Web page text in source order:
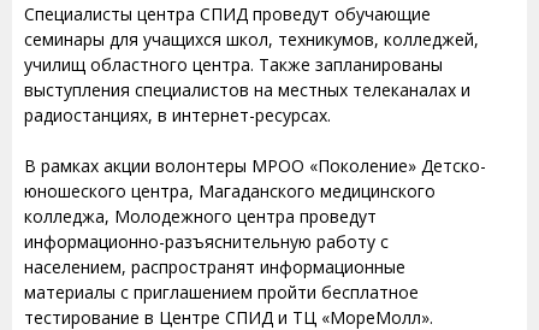
Специалисты центра СПИД проведут обучающие
семинары для учащихся школ, техникумов, колледжей,
училищ областного центра. Также запланированы
выступления специалистов на местных телеканалах и
радиостанциях, в интернет-ресурсах.
В рамках акции волонтеры МРОО «Поколение» Детско-
юношеского центра, Магаданского медицинского
колледжа, Молодежного центра проведут
информационно-разъяснительную работу с
населением, распространят информационные
материалы с приглашением пройти бесплатное
тестирование в Центре СПИД и ТЦ «МореМолл».